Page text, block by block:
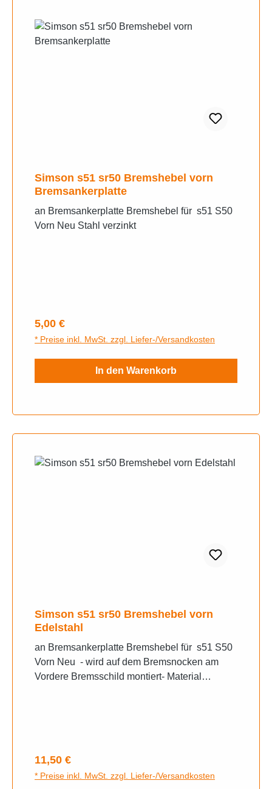
Simson s51 sr50 Bremshebel vorn
Bremsankerplatte
an Bremsankerplatte Bremshebel für s51 S50
Vorn Neu Stahl verzinkt
Regulärer Preis:
5,00 €
* Preise inkl. MwSt. zzgl. Liefer-/Versandkosten
In den Warenkorb
Simson s51 sr50 Bremshebel vorn
Edelstahl
an Bremsankerplatte Bremshebel für s51 S50
Vorn Neu - wird auf dem Bremsnocken am
Vordere Bremsschild montiert- Material
Regulärer Preis:
11,50 €
* Preise inkl. MwSt. zzgl. Liefer-/Versandkosten